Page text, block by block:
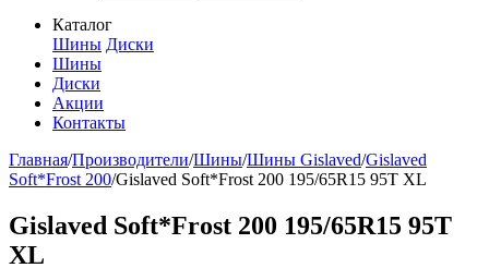
Каталог
Шины Диски
Шины
Диски
Акции
Контакты
Главная/Производители/Шины/Шины Gislaved/Gislaved
Soft*Frost 200/Gislaved Soft*Frost 200 195/65R15 95T XL
Gislaved Soft*Frost 200 195/65R15 95T
XL